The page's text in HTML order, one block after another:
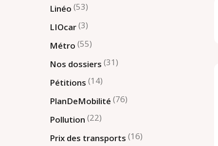
Linéo (53)
LIOcar(3)
Métro (55)
Nos dossiers (31)
Pétitions (14)
PlanDeMobilité (76)
Pollution (22)
Prix des transports (16)